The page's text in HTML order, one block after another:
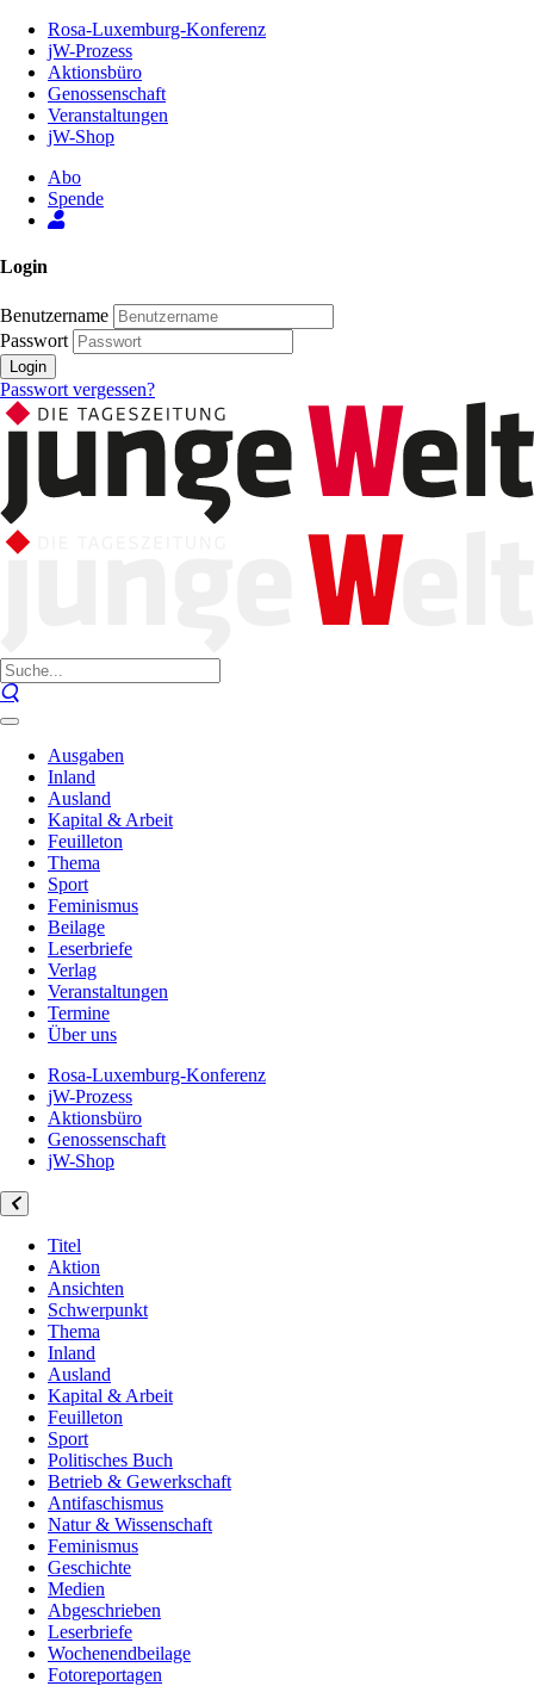
Inhalt
Seite
Rosa-Luxemburg-Konferenz
jW-Prozess
Aktionsbüro
Genossenschaft
Veranstaltungen
jW-Shop
Abo
Spende
Login
Benutzername
Passwort
Login
Passwort vergessen?
Ausgaben
Inland
Ausland
Kapital & Arbeit
Feuilleton
Thema
Sport
Feminismus
Beilage
Leserbriefe
Verlag
Veranstaltungen
Termine
Über uns
Rosa-Luxemburg-Konferenz
jW-Prozess
Aktionsbüro
Genossenschaft
jW-Shop
Titel
Aktion
Ansichten
Schwerpunkt
Thema
Inland
Ausland
Kapital & Arbeit
Feuilleton
Sport
Politisches Buch
Betrieb & Gewerkschaft
Antifaschismus
Natur & Wissenschaft
Feminismus
Geschichte
Medien
Abgeschrieben
Leserbriefe
Wochenendbeilage
Fotoreportagen